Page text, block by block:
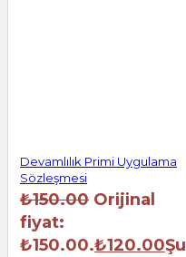
Devamlılık Primi Uygulama
Sözleşmesi
₺150.00 Orijinal
fiyat:
₺150.00.₺120.00Şu